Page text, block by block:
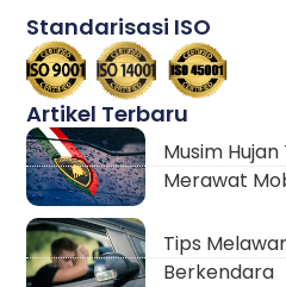
Artikel Terbaru
Musim
Merawat
Tips
Berkendara
Standarisasi ISO